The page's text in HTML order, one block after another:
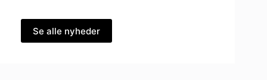
Se alle nyheder